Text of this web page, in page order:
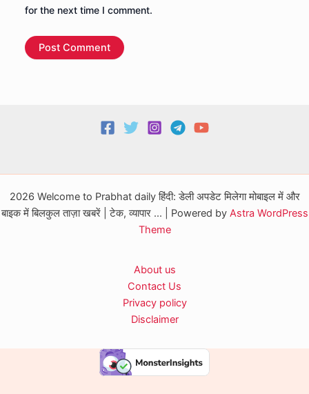
for the next time I comment.
2026 Welcome to Prabhat daily हिंदी: डेली अपडेट मिलेगा मोबाइल में और
बाइक में बिलकुल ताज़ा खबरें | टेक, व्यापार ... | Powered by Astra WordPress
Theme
About us
Contact Us
Privacy policy
Disclaimer